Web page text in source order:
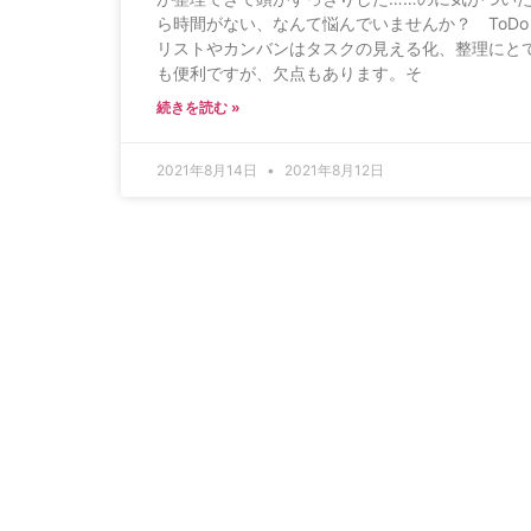
ら時間がない、なんて悩んでいませんか？ ToDo
リストやカンバンはタスクの見える化、整理にと
も便利ですが、欠点もあります。そ
続きを読む »
2021年8月14日 2021年8月12日